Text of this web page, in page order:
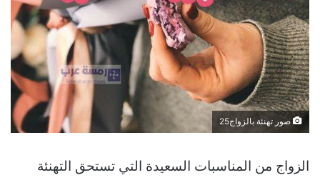
صور تهنئة بالزواج25
الزواج من المناسبات السعيدة التي تستحق التهنئة